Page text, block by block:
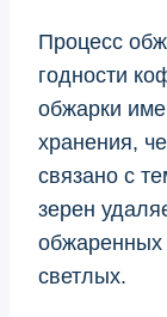
Процесс
годности
обжарки
хранения,
связано с
зерен
светлых.